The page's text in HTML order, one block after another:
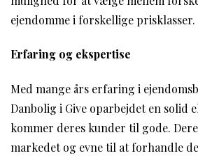
ejendomme i forskellige prisklasser.
Erfaring og ekspertise
Med mange års erfaring i
Danbolig i Give oparbejdet en solid
kommer deres kunder til gode.
markedet og evne til at forhandle